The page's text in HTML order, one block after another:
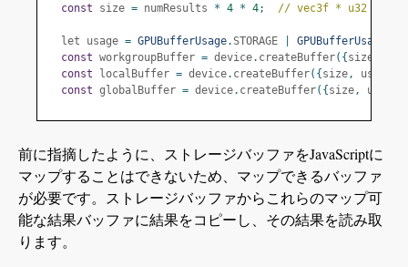
const size = numResults * 4 * 4; // vec3f * u32
  let usage
= GPUBufferUsage. STORAGE GPUBufferUsage
const workgroupBuffer = device. createBuffer({size
const localBuffer = device. createBuffer({size , usage
const globalBuffer = device. createBuffer({size , usage
前に指摘したように、ストレージバッファをJavaScriptに
マップすることはできないため、マップできるバッファ
が必要です。ストレージバッファからこれらのマップ可
能な結果バッファに結果をコピーし、その結果を読み取
ります。